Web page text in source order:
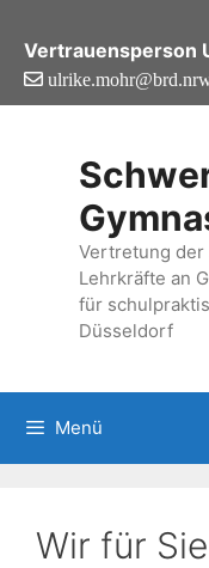
Inhalt
springen
Vertrauensperson
Vertretung
Lehrkräfte an
für
Düsseldorf
Menü
Wir für Sie